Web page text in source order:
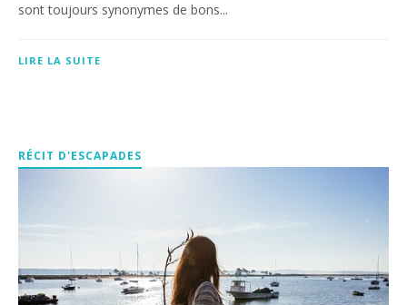
sont toujours synonymes de bons...
LIRE LA SUITE
RÉCIT D'ESCAPADES